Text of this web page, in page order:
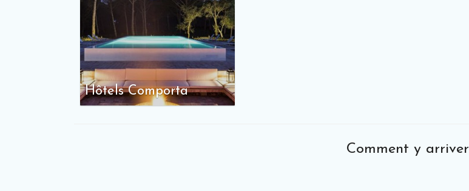
Hôtels Comporta
Comment y arriver